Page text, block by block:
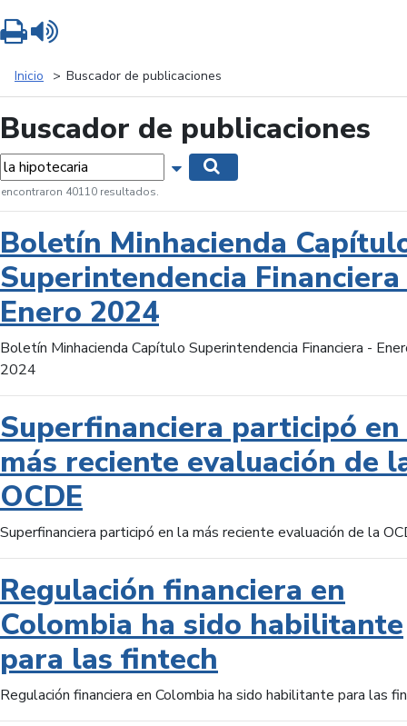
Inicio Buscador de publicaciones
Buscador de publicaciones
Mostrar opciones de búsqueda
encontraron 40110 resultados.
Boletín Minhacienda
Superintendencia
Enero 2024
Boletín Minhacienda Capítulo Superintendencia Financiera -
2024
Superfinanciera participó
más reciente evaluación de
OCDE
Superfinanciera participó en la más reciente evaluación de la
Regulación financiera en
Colombia ha sido habilitante
para las fintech
Regulación financiera en Colombia ha sido habilitante para las
Imprimir